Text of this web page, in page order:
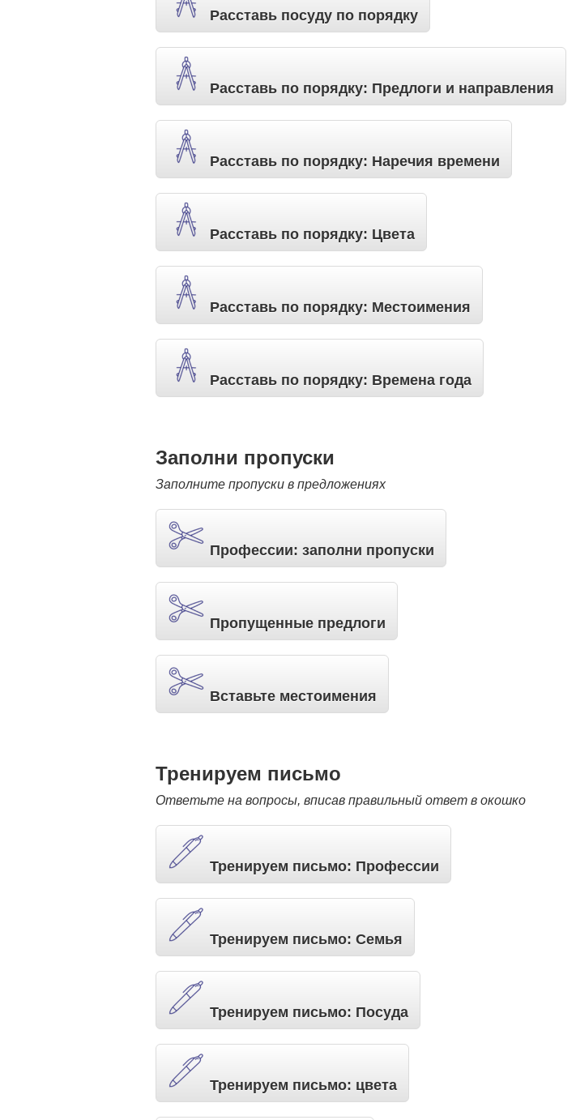
Расставь посуду по порядку
Расставь по порядку: Предлоги и направления
Расставь по порядку: Наречия времени
Расставь по порядку: Цвета
Расставь по порядку: Местоимения
Расставь по порядку: Времена года
Заполни пропуски
Заполните пропуски в предложениях
Профессии: заполни пропуски
Пропущенные предлоги
Вставьте местоимения
Тренируем письмо
Ответьте на вопросы, вписав правильный ответ в окошко
Тренируем письмо: Профессии
Тренируем письмо: Семья
Тренируем письмо: Посуда
Тренируем письмо: цвета